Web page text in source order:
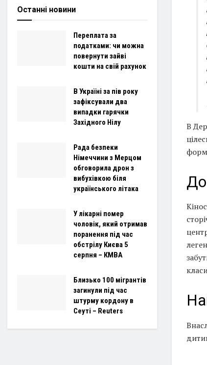
В
Останні новини
Переплата за
податками: чи можна
повернути зайві
кошти на свій рахунок
В Україні за пів року
зафіксували два
випадки гарячки
Західного Нілу
Рада безпеки
Німеччини з Мерцом
обговорила дрон з
вибухівкою біля
українського літака
У лікарні помер
чоловік, який отримав
поранення під час
обстрілу Києва 5
серпня – КМВА
Близько 100 мігрантів
загинули під час
штурму кордону в
Сеуті – Reuters